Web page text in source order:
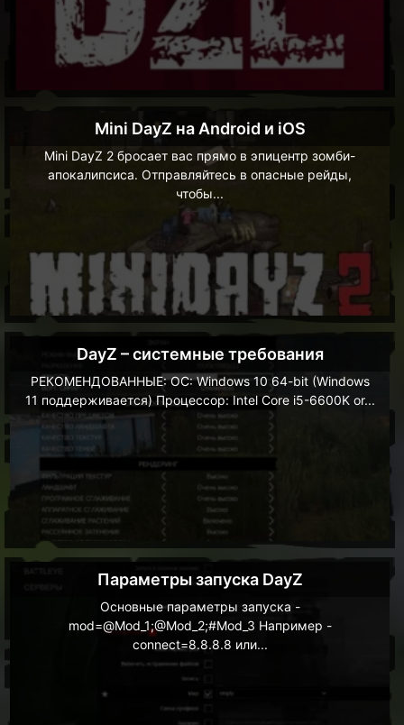
Mini DayZ на Android и iOS
Mini DayZ 2 бросает вас прямо в эпицентр зомби-
апокалипсиса. Отправляйтесь в опасные рейды,
чтобы...
DayZ – системные требования
РЕКОМЕНДОВАННЫЕ: ОС: Windows 10 64-bit (Windows
11 поддерживается) Процессор: Intel Core i5-6600K or...
Параметры запуска DayZ
Основные параметры запуска -
mod=@Mod_1;@Mod_2;#Mod_3 Например -
connect=8.8.8.8 или...